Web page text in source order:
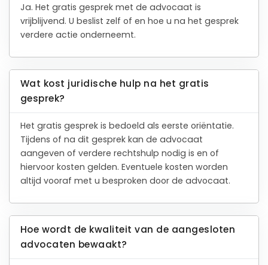
Ja. Het gratis gesprek met de advocaat is
vrijblijvend. U beslist zelf of en hoe u na het gesprek
verdere actie onderneemt.
Wat kost juridische hulp na het gratis
gesprek?
Het gratis gesprek is bedoeld als eerste oriëntatie.
Tijdens of na dit gesprek kan de advocaat
aangeven of verdere rechtshulp nodig is en of
hiervoor kosten gelden. Eventuele kosten worden
altijd vooraf met u besproken door de advocaat.
Hoe wordt de kwaliteit van de aangesloten
advocaten bewaakt?